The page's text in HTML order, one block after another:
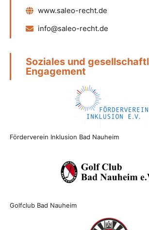
www.saleo-recht.de
info@saleo-recht.de
Soziales und
Engagement
Förderverein Inklusion Bad Nauheim
Golfclub Bad Nauheim